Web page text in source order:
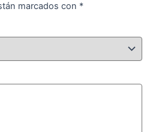
marcados con *